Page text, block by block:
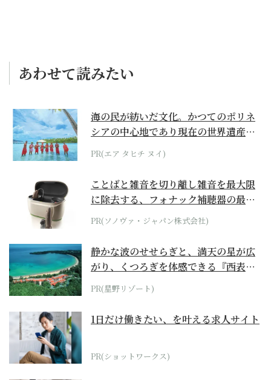
あわせて読みたい
海の民が紡いだ文化。かつてのポリネ
シアの中心地であり現在の世界遺産か
らみえてくる...
PR(エア タヒチ ヌイ)
ことばと雑音を切り離し雑音を最大限
に除去する、フォナック補聴器の最上
位モデル
PR(ソノヴァ・ジャパン株式会社)
静かな波のせせらぎと、満天の星が広
がり、くつろぎを体感できる『西表島
ホテル by...
PR(星野リゾート)
1日だけ働きたい、を叶える求人サイト
PR(ショットワークス)